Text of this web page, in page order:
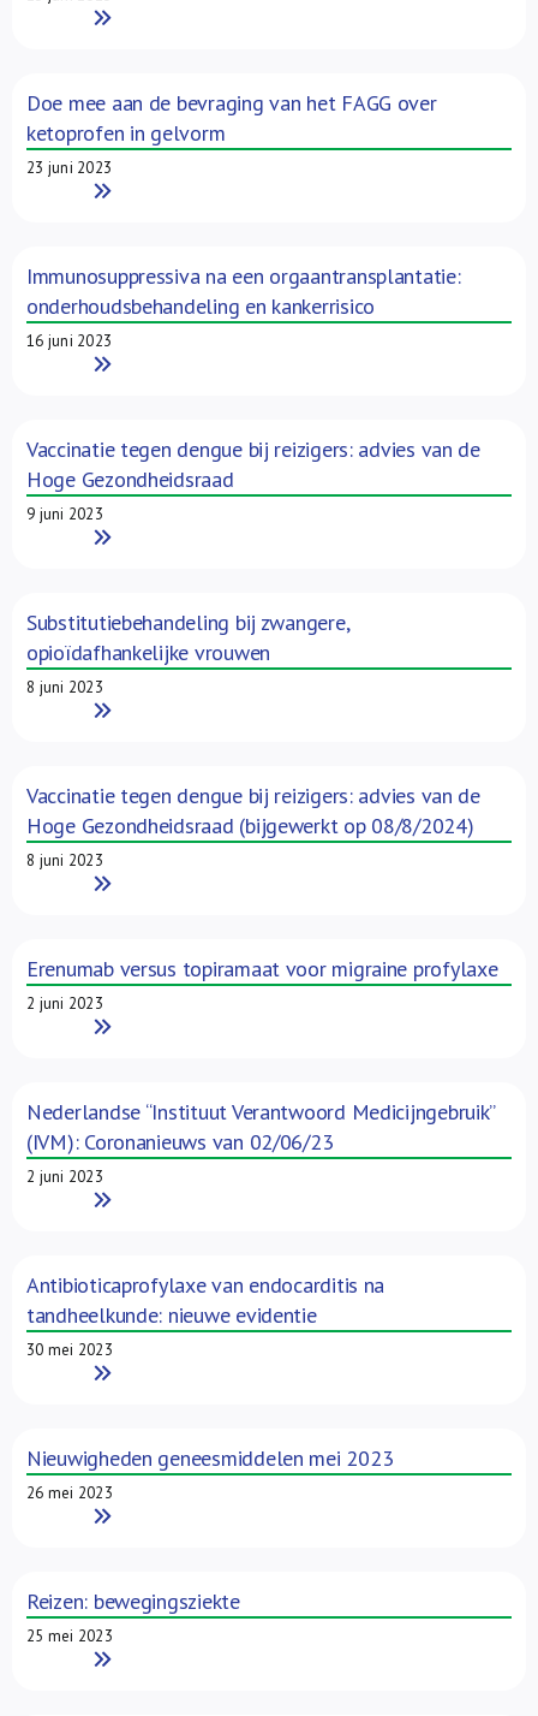
Read More
Doe mee aan de bevraging van het FAGG over
ketoprofen in gelvorm
23 juni 2023
Read More
Immunosuppressiva na een orgaantransplantatie:
onderhoudsbehandeling en kankerrisico
16 juni 2023
Read More
Vaccinatie tegen dengue bij reizigers: advies van de
Hoge Gezondheidsraad
9 juni 2023
Read More
Substitutiebehandeling bij zwangere,
opioïdafhankelijke vrouwen
8 juni 2023
Read More
Vaccinatie tegen dengue bij reizigers: advies van de
Hoge Gezondheidsraad (bijgewerkt op 08/8/2024)
8 juni 2023
Read More
Erenumab versus topiramaat voor migraine profylaxe
2 juni 2023
Read More
Nederlandse “Instituut Verantwoord Medicijngebruik”
(IVM): Coronanieuws van 02/06/23
2 juni 2023
Read More
Antibioticaprofylaxe van endocarditis na
tandheelkunde: nieuwe evidentie
30 mei 2023
Read More
Nieuwigheden geneesmiddelen mei 2023
26 mei 2023
Read More
Reizen: bewegingsziekte
25 mei 2023
Read More